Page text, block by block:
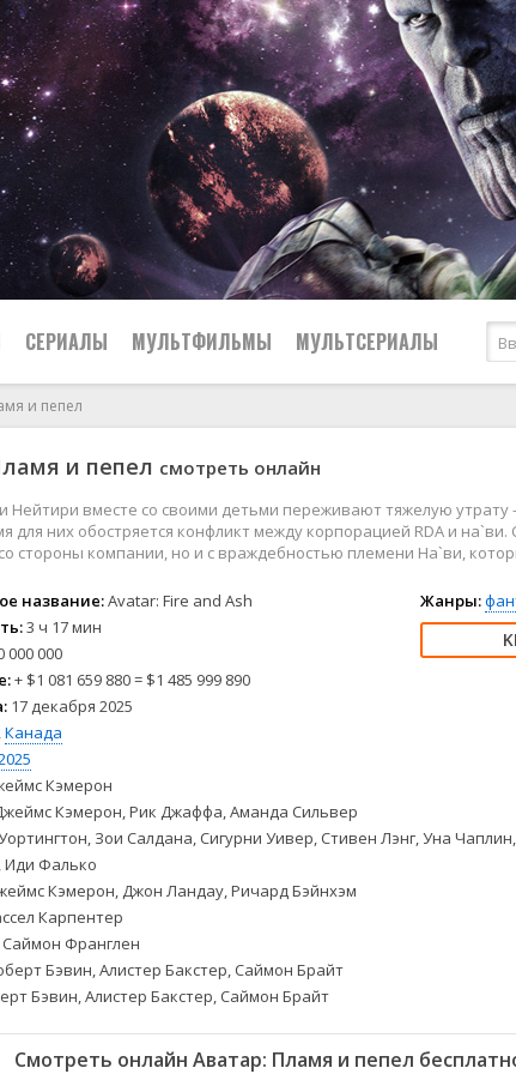
2006
2005
2004
2002
Боевики
Биография
Военные
Исторические
Комедии
Мелодрамы
Музыкальные
Приключения
Фантастика
СЕРИАЛЫ МУЛЬТФИЛЬМЫ МУЛЬТСЕРИАЛЫ
и пепел
и пепел смотреть онлайн
Нейтири вместе со своими детьми переживают тяжелую утрату
для них обостряется конфликт между корпорацией RDA и
стороны компании, но и с враждебностью племени На`ви,
название:Avatar: Fire and Ash
3 ч 17 мин
000 000
+ $1 081 659 880 = $1 485 999 890
17 декабря 2025
,Канада
Жанры:
Кэмерон
Кэмерон, Рик Джаффа, Аманда Сильвер
Зои Салдана, Сигурни Уивер, Стивен Лэнг, Уна
Иди Фалько
Кэмерон, Джон Ландау, Ричард Бэйнхэм
Карпентер
Саймон Франглен
Бэвин, Алистер Бакстер, Саймон Брайт
Бэвин, Алистер Бакстер, Саймон Брайт
Смотреть онлайн Аватар: Пламя и пепел